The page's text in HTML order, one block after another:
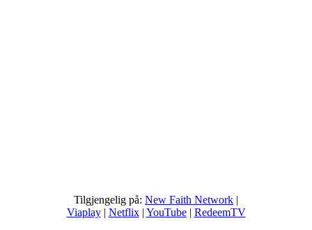
Tilgjengelig på: New Faith Network |
Viaplay| Netflix| YouTube| RedeemTV